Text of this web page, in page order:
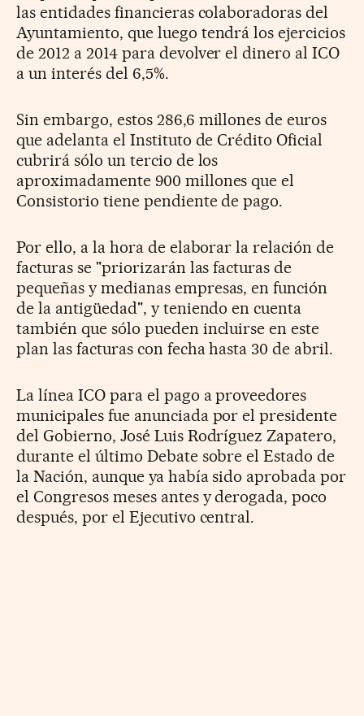
las entidades financieras colaboradoras del
Ayuntamiento, que luego tendrá los ejercicios
de 2012 a 2014 para devolver el dinero al ICO
a un interés del 6,5%.
Sin embargo, estos 286,6 millones de euros
que adelanta el Instituto de Crédito Oficial
cubrirá sólo un tercio de los
aproximadamente 900 millones que el
Consistorio tiene pendiente de pago.
Por ello, a la hora de elaborar la relación de
facturas se "priorizarán las facturas de
pequeñas y medianas empresas, en función
de la antigüedad", y teniendo en cuenta
también que sólo pueden incluirse en este
plan las facturas con fecha hasta 30 de abril.
La línea ICO para el pago a proveedores
municipales fue anunciada por el presidente
del Gobierno, José Luis Rodríguez Zapatero,
durante el último Debate sobre el Estado de
la Nación, aunque ya había sido aprobada por
el Congresos meses antes y derogada, poco
después, por el Ejecutivo central.